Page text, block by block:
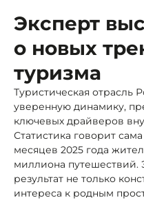
Эксперт
о новых
туризма
Туристическая отрасль
уверенную динамику,
ключевых драйверов
Статистика говорит
месяцев 2025 года
миллиона путешествий.
результат не только
интереса к родным